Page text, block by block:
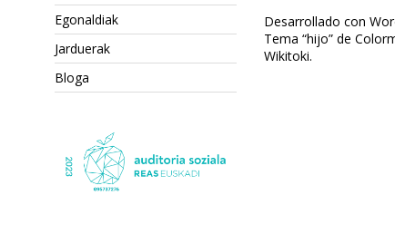
Egonaldiak
Jarduerak
Bloga
Desarrollado con
Tema “hijo” de
Wikitoki.